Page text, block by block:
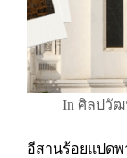
In ศิลปวัฒ
อีสานร้อยแปดพ